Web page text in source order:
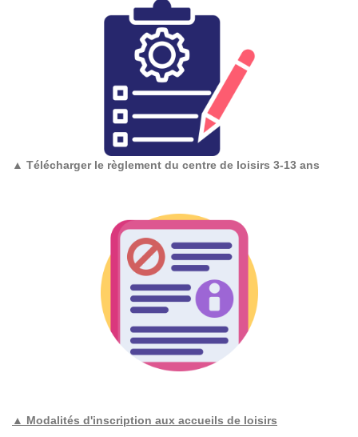
▲ Télécharger le règlement du centre de loisirs 3-13 ans
▲ Modalités d'inscription aux accueils de loisirs